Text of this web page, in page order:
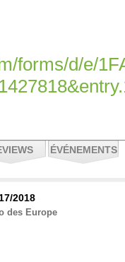
forms/d/e/
ÉVÉNEMENTS
2018
des Europe